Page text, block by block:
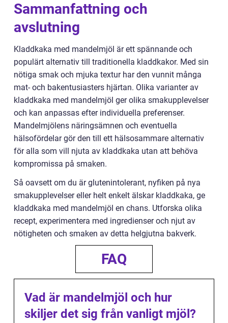
Sammanfattning och
avslutning
Kladdkaka med mandelmjöl är ett spännande och
populärt alternativ till traditionella kladdkakor. Med sin
nötiga smak och mjuka textur har den vunnit många
mat- och bakentusiasters hjärtan. Olika varianter av
kladdkaka med mandelmjöl ger olika smakupplevelser
och kan anpassas efter individuella preferenser.
Mandelmjölens näringsämnen och eventuella
hälsofördelar gör den till ett hälsosammare alternativ
för alla som vill njuta av kladdkaka utan att behöva
kompromissa på smaken.
Så oavsett om du är glutenintolerant, nyfiken på nya
smakupplevelser eller helt enkelt älskar kladdkaka, ge
kladdkaka med mandelmjöl en chans. Utforska olika
recept, experimentera med ingredienser och njut av
nötigheten och smaken av detta helgjutna bakverk.
FAQ
Vad är mandelmjöl och hur
skiljer det sig från vanligt mjöl?